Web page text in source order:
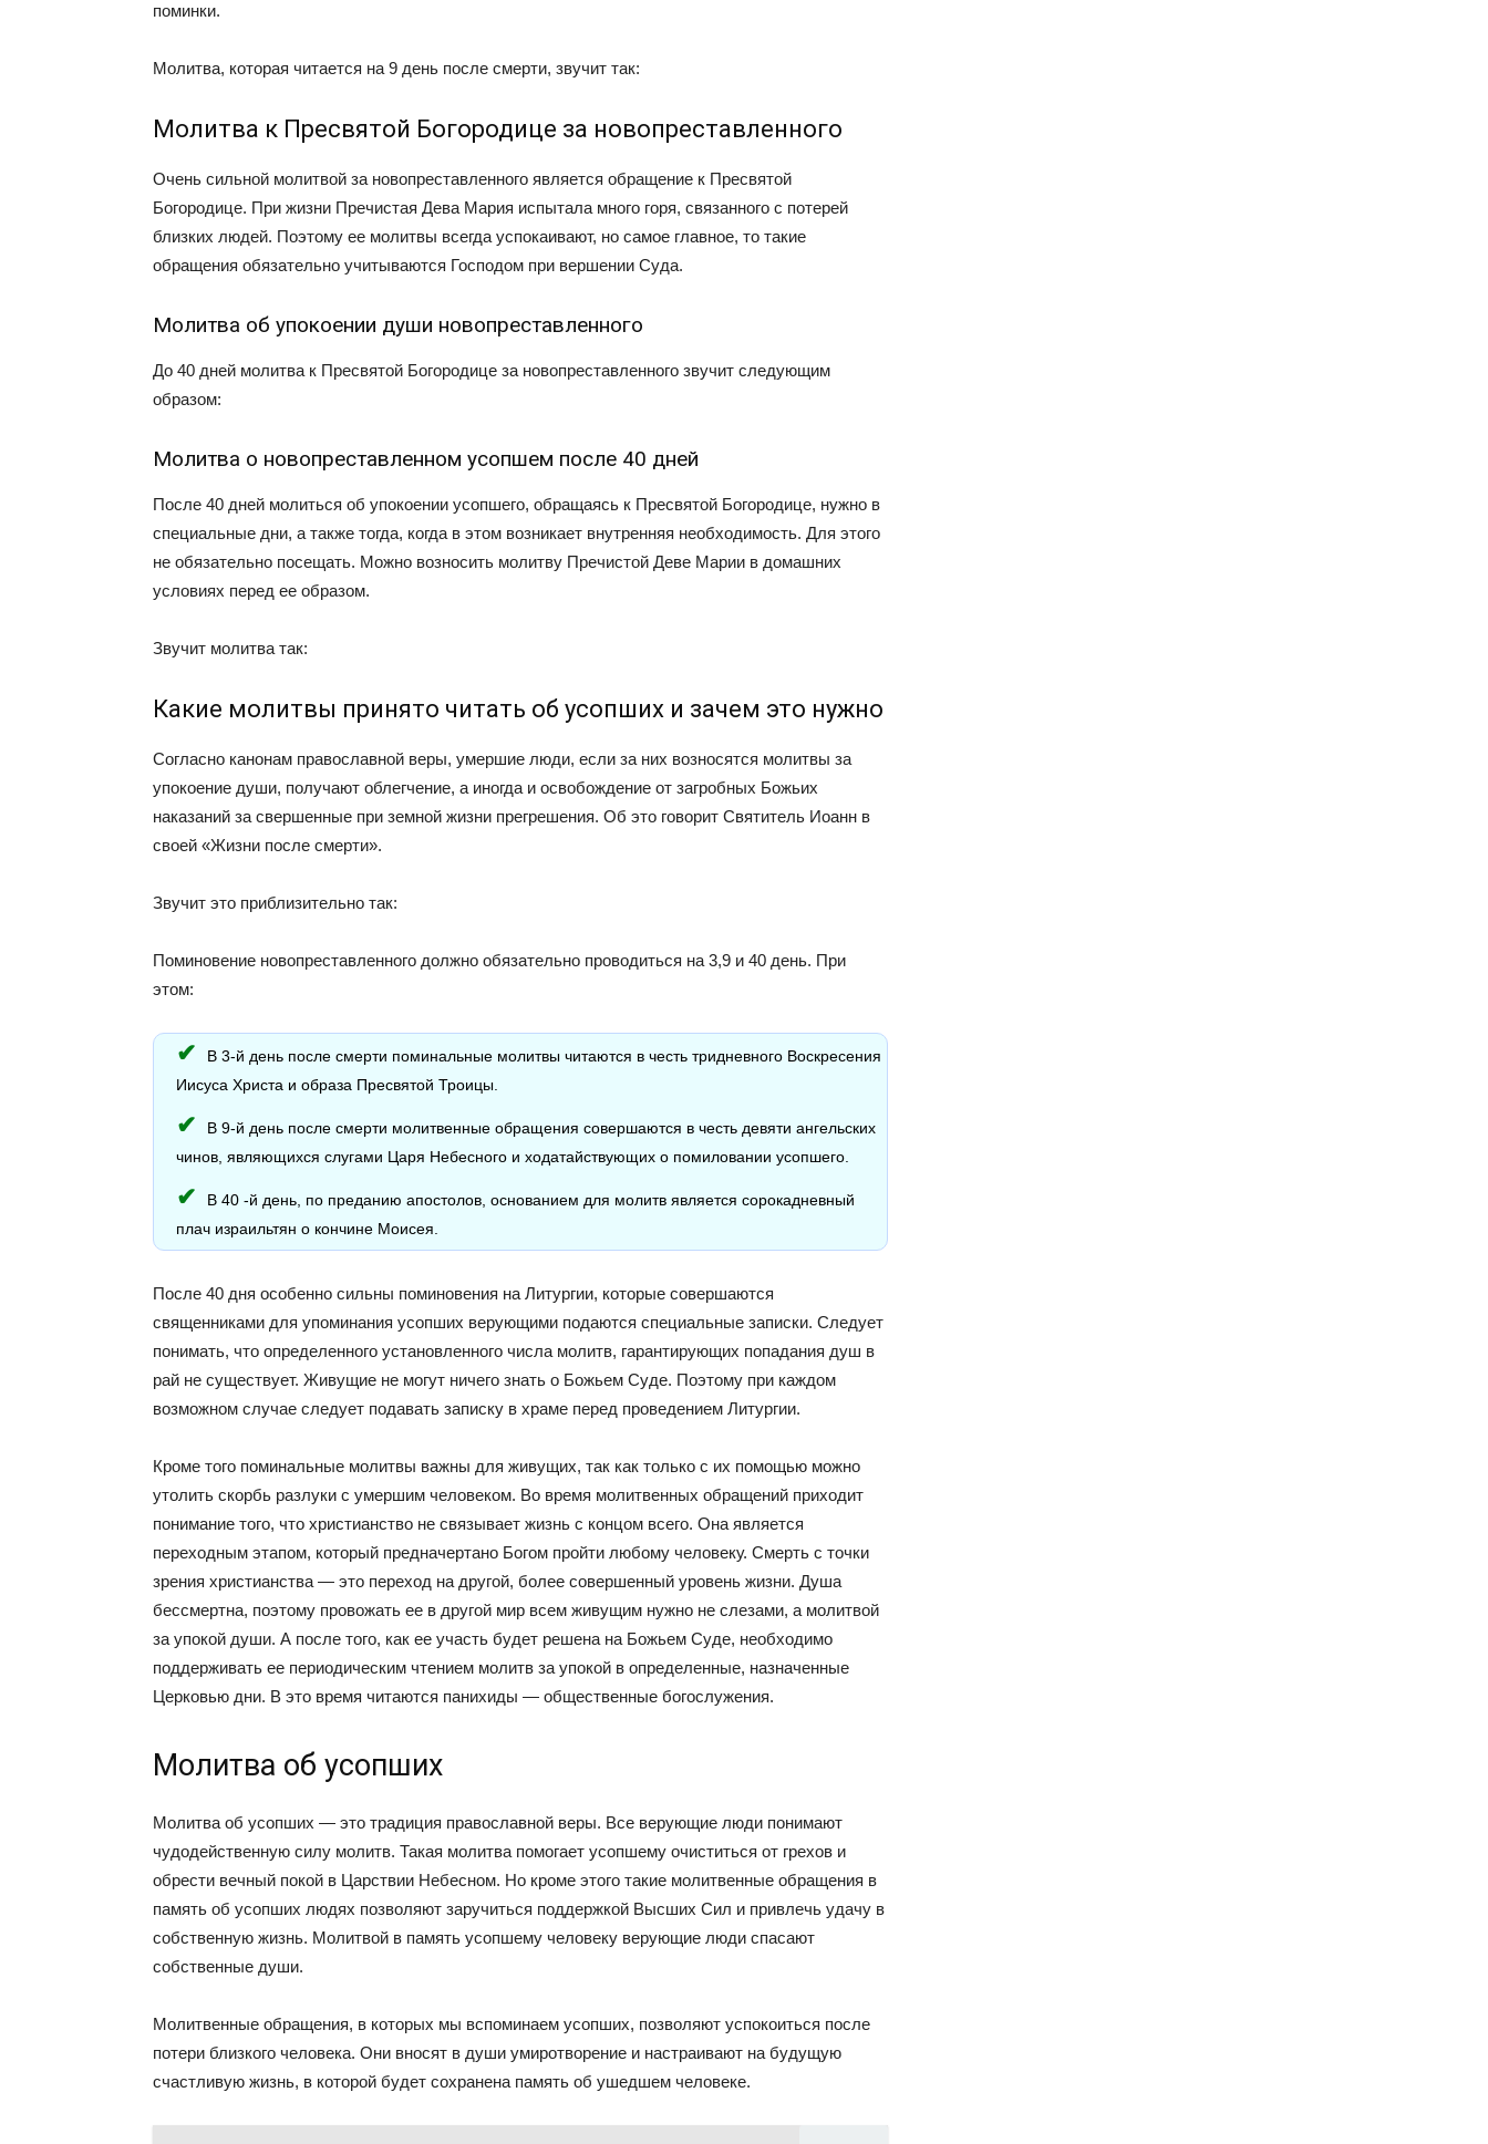
поминки.
Молитва, которая читается на 9 день после смерти, звучит так:
Молитва к Пресвятой Богородице за новопреставленного
Очень сильной молитвой за новопреставленного является обращение к Пресвятой
Богородице. При жизни Пречистая Дева Мария испытала много горя, связанного с потерей
близких людей. Поэтому ее молитвы всегда успокаивают, но самое главное, то такие
обращения обязательно учитываются Господом при вершении Суда.
Молитва об упокоении души новопреставленного
До 40 дней молитва к Пресвятой Богородице за новопреставленного звучит следующим
образом:
Молитва о новопреставленном усопшем после 40 дней
После 40 дней молиться об упокоении усопшего, обращаясь к Пресвятой Богородице, нужно в
специальные дни, а также тогда, когда в этом возникает внутренняя необходимость. Для этого
не обязательно посещать. Можно возносить молитву Пречистой Деве Марии в домашних
условиях перед ее образом.
Звучит молитва так:
Какие молитвы принято читать об усопших и зачем это нужно
Согласно канонам православной веры, умершие люди, если за них возносятся молитвы за
упокоение души, получают облегчение, а иногда и освобождение от загробных Божьих
наказаний за свершенные при земной жизни прегрешения. Об это говорит Святитель Иоанн в
своей «Жизни после смерти».
Звучит это приблизительно так:
Поминовение новопреставленного должно обязательно проводиться на 3,9 и 40 день. При
этом:
В 3-й день после смерти поминальные молитвы читаются в честь тридневного Воскресения
Иисуса Христа и образа Пресвятой Троицы.
В 9-й день после смерти молитвенные обращения совершаются в честь девяти ангельских
чинов, являющихся слугами Царя Небесного и ходатайствующих о помиловании усопшего.
В 40 -й день, по преданию апостолов, основанием для молитв является сорокадневный
плач израильтян о кончине Моисея.
После 40 дня особенно сильны поминовения на Литургии, которые совершаются
священниками для упоминания усопших верующими подаются специальные записки. Следует
понимать, что определенного установленного числа молитв, гарантирующих попадания душ в
рай не существует. Живущие не могут ничего знать о Божьем Суде. Поэтому при каждом
возможном случае следует подавать записку в храме перед проведением Литургии.
Кроме того поминальные молитвы важны для живущих, так как только с их помощью можно
утолить скорбь разлуки с умершим человеком. Во время молитвенных обращений приходит
понимание того, что христианство не связывает жизнь с концом всего. Она является
переходным этапом, который предначертано Богом пройти любому человеку. Смерть с точки
зрения христианства — это переход на другой, более совершенный уровень жизни. Душа
бессмертна, поэтому провожать ее в другой мир всем живущим нужно не слезами, а молитвой
за упокой души. А после того, как ее участь будет решена на Божьем Суде, необходимо
поддерживать ее периодическим чтением молитв за упокой в определенные, назначенные
Церковью дни. В это время читаются панихиды — общественные богослужения.
Молитва об усопших
Молитва об усопших — это традиция православной веры. Все верующие люди понимают
чудодейственную силу молитв. Такая молитва помогает усопшему очиститься от грехов и
обрести вечный покой в Царствии Небесном. Но кроме этого такие молитвенные обращения в
память об усопших людях позволяют заручиться поддержкой Высших Сил и привлечь удачу в
собственную жизнь. Молитвой в память усопшему человеку верующие люди спасают
собственные души.
Молитвенные обращения, в которых мы вспоминаем усопших, позволяют успокоиться после
потери близкого человека. Они вносят в души умиротворение и настраивают на будущую
счастливую жизнь, в которой будет сохранена память об ушедшем человеке.